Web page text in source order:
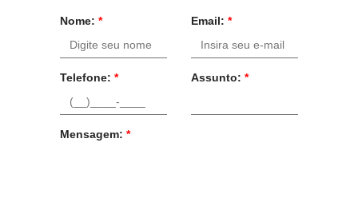
Nome: * Email: *
Telefone: * Assunto: *
Mensagem: *